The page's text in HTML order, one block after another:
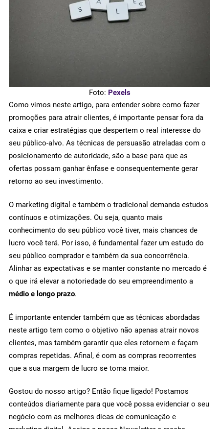
Foto: Pexels
Como vimos neste artigo, para entender sobre como fazer
promoções para atrair clientes, é importante pensar fora da
caixa e criar estratégias que despertem o real interesse do
seu público-alvo. As técnicas de persuasão atreladas com o
posicionamento de autoridade, são a base para que as
ofertas possam ganhar ênfase e consequentemente gerar
retorno ao seu investimento.
O marketing digital e também o tradicional demanda estudos
contínuos e otimizações. Ou seja, quanto mais
conhecimento do seu público você tiver, mais chances de
lucro você terá. Por isso, é fundamental fazer um estudo do
seu público comprador e também da sua concorrência.
Alinhar as expectativas e se manter constante no mercado é
o que irá elevar a notoriedade do seu empreendimento a
médio e longo prazo.
É importante entender também que as técnicas abordadas
neste artigo tem como o objetivo não apenas atrair novos
clientes, mas também garantir que eles retornem e façam
compras repetidas. Afinal, é com as compras recorrentes
que a sua margem de lucro se torna maior.
Gostou do nosso artigo? Então fique ligado! Postamos
conteúdos diariamente para que você possa evidenciar o seu
negócio com as melhores dicas de comunicação e